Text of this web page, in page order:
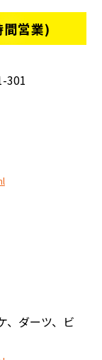
営業)
301
、ダーツ、ビ